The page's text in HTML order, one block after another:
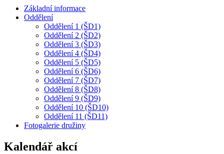
Základní informace
Oddělení
Oddělení 1 (ŠD1)
Oddělení 2 (ŠD2)
Oddělení 3 (ŠD3)
Oddělení 4 (ŠD4)
Oddělení 5 (ŠD5)
Oddělení 6 (ŠD6)
Oddělení 7 (ŠD7)
Oddělení 8 (ŠD8)
Oddělení 9 (ŠD9)
Oddělení 10 (ŠD10)
Oddělení 11 (ŠD11)
Fotogalerie družiny
Kalendář akcí